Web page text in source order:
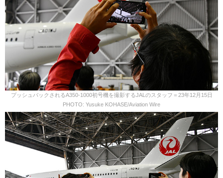
プッシュバックされるA350-1000初号機を撮影するJALのスタッフ＝23年12月15日
PHOTO: Yusuke KOHASE/Aviation Wire